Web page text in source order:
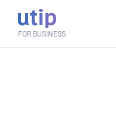
FOR BUSINESS